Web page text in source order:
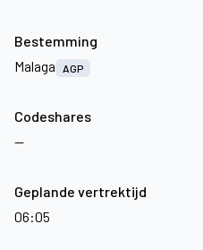
Bestemming
Malaga
AGP
Codeshares
—
Geplande vertrektijd
06:05